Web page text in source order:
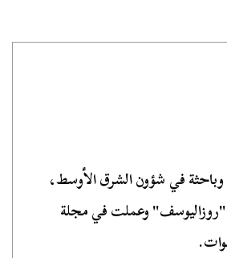
في شؤون الشرق الأوسط،
وعملت في مجلة